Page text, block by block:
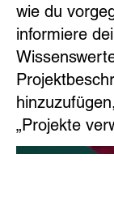
wie du
informiere
„Projekte